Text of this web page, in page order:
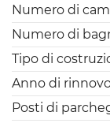
Numero di
Numero di
Tipo di
Anno di
Posti di